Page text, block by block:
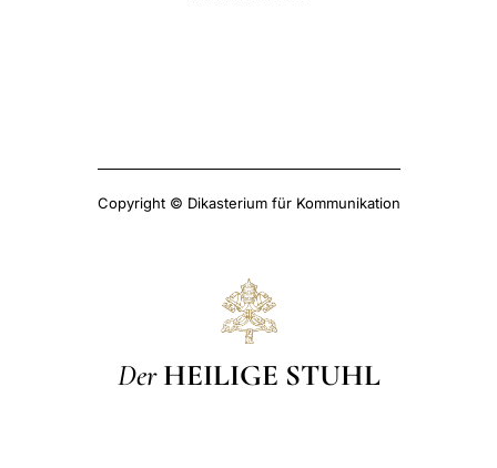
Copyright © Dikasterium für Kommunikation
Der HEILIGE STUHL